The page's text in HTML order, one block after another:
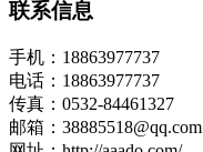
联系信息
手机：18863977737
电话：18863977737
传真：0532-84461327
邮箱：38885518@qq.com